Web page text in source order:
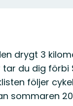
drygt 3
du dig förbi
följer
sommaren